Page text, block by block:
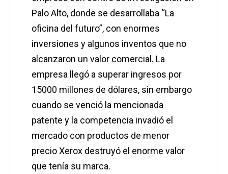
Palo Alto, donde se desarrollaba “La
oficina del futuro”, con enormes
inversiones y algunos inventos que no
alcanzaron un valor comercial. La
empresa llegó a superar ingresos por
15000 millones de dólares, sin embargo
cuando se venció la mencionada
patente y la competencia invadió el
mercado con productos de menor
precio Xerox destruyó el enorme valor
que tenía su marca.